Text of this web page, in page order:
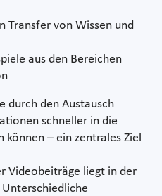
Transfer von Wissen und
aus den Bereichen
durch den Austausch
schneller in die
– ein zentrales Ziel
Videobeiträge liegt in der